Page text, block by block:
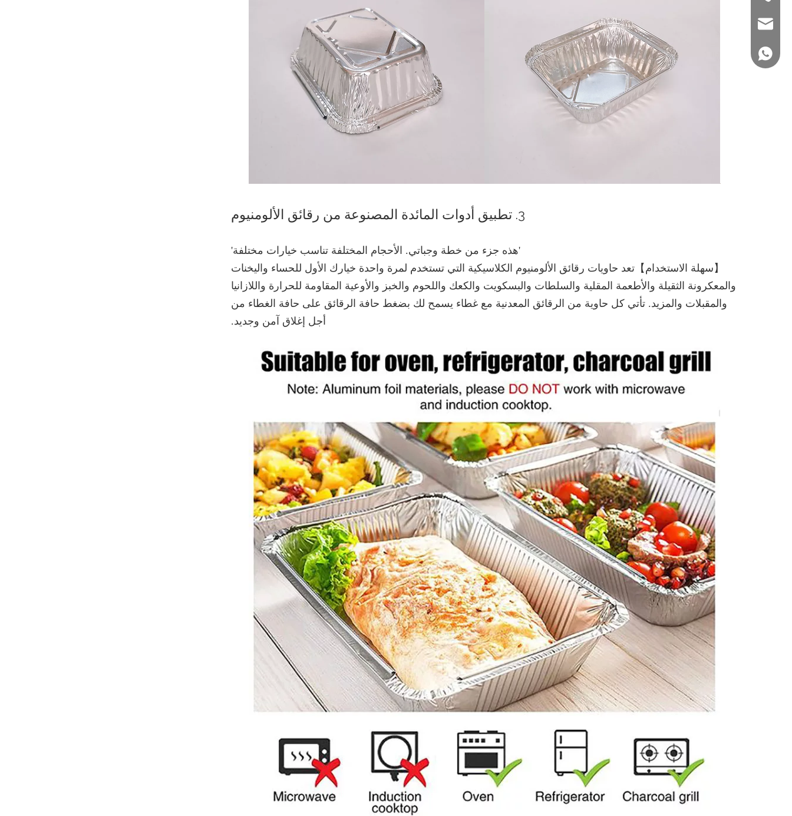
3. تطبيق أدوات المائدة المصنوعة من رقائق الألومنيوم
'هذه جزء من خطة وجباتي. الأحجام المختلفة تناسب خيارات مختلفة'
【سهلة الاستخدام】تعد حاويات رقائق الألومنيوم الكلاسيكية التي تستخدم لمرة واحدة خيارك الأول للحساء واليخنات
والمعكرونة الثقيلة والأطعمة المقلية والسلطات والبسكويت والكعك واللحوم والخبز والأوعية المقاومة للحرارة واللازانيا
والمقبلات والمزيد. تأتي كل حاوية من الرقائق المعدنية مع غطاء يسمح لك بضغط حافة الرقائق على حافة الغطاء من
أجل إغلاق آمن وجديد.
+86 15802287876